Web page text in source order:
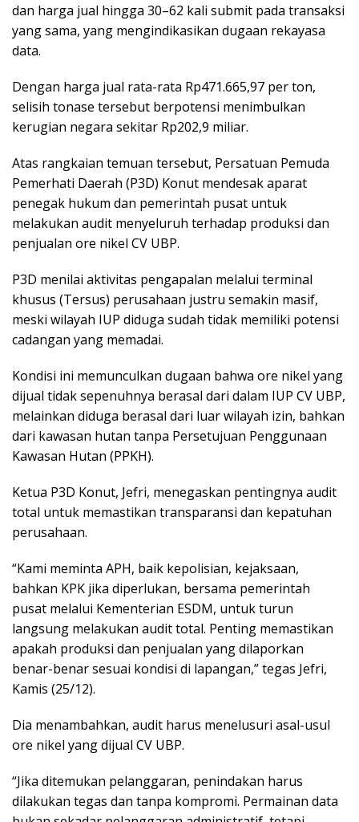
dan harga jual hingga 30–62 kali submit pada transaksi
yang sama, yang mengindikasikan dugaan rekayasa
data.
Dengan harga jual rata-rata Rp471.665,97 per ton,
selisih tonase tersebut berpotensi menimbulkan
kerugian negara sekitar Rp202,9 miliar.
Atas rangkaian temuan tersebut, Persatuan Pemuda
Pemerhati Daerah (P3D) Konut mendesak aparat
penegak hukum dan pemerintah pusat untuk
melakukan audit menyeluruh terhadap produksi dan
penjualan ore nikel CV UBP.
P3D menilai aktivitas pengapalan melalui terminal
khusus (Tersus) perusahaan justru semakin masif,
meski wilayah IUP diduga sudah tidak memiliki potensi
cadangan yang memadai.
Kondisi ini memunculkan dugaan bahwa ore nikel yang
dijual tidak sepenuhnya berasal dari dalam IUP CV UBP,
melainkan diduga berasal dari luar wilayah izin, bahkan
dari kawasan hutan tanpa Persetujuan Penggunaan
Kawasan Hutan (PPKH).
Ketua P3D Konut, Jefri, menegaskan pentingnya audit
total untuk memastikan transparansi dan kepatuhan
perusahaan.
“Kami meminta APH, baik kepolisian, kejaksaan,
bahkan KPK jika diperlukan, bersama pemerintah
pusat melalui Kementerian ESDM, untuk turun
langsung melakukan audit total. Penting memastikan
apakah produksi dan penjualan yang dilaporkan
benar-benar sesuai kondisi di lapangan,” tegas Jefri,
Kamis (25/12).
Dia menambahkan, audit harus menelusuri asal-usul
ore nikel yang dijual CV UBP.
“Jika ditemukan pelanggaran, penindakan harus
dilakukan tegas dan tanpa kompromi. Permainan data